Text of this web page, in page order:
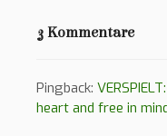
3 Kommentare
Pingback:
heart and free in